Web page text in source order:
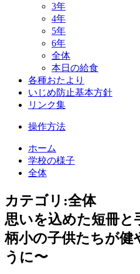
3年
4年
5年
6年
全体
本日の給食
各種おたより
いじめ防止基本方針
リンク集
操作方法
ホーム
学校の様子
全体
カテゴリ:全体
思いを込めた短冊と
柄小の子供たちが健
うに〜